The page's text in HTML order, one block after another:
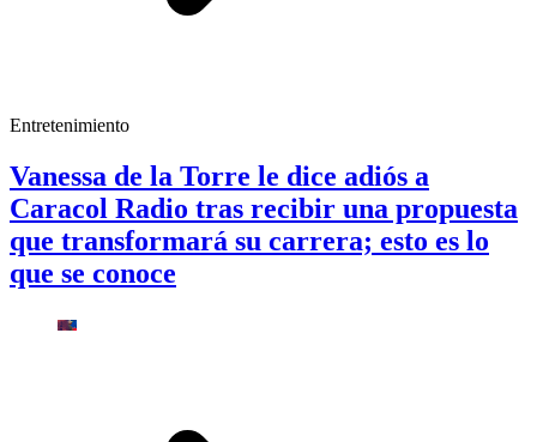
Entretenimiento
Vanessa de la Torre le dice adiós a
Caracol Radio tras recibir una propuesta
que transformará su carrera; esto es lo
que se conoce